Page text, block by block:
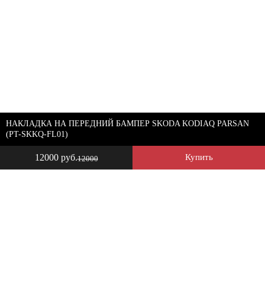
12000 руб.12000 Купить
НАКЛАДКА НА ПЕРЕДНИЙ БАМПЕР SKODA KODIAQ PARSAN
(PT-SKKQ-FL01)